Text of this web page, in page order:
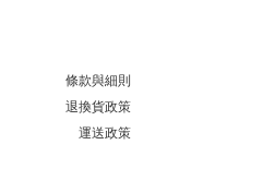
條款與細則
退換貨政策
運送政策